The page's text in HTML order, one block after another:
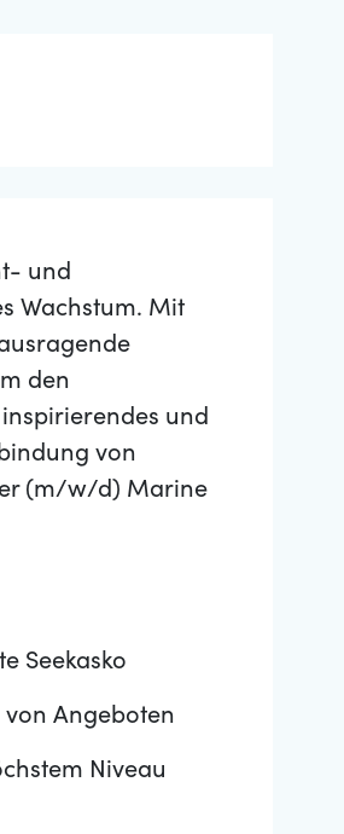
und
Wachstum. Mit
den
und
von
(m/w/d) Marine
Seekasko
Angeboten
Niveau